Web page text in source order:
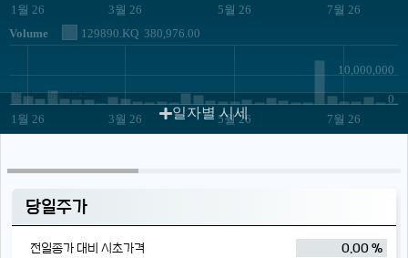
1월 26 3월 26 5월 26 7월 26
Volume 129890.KQ 380,976.00
1월 26 3월 26 5월 26 7월 26
0
10,000,000
JS chart by amCharts
일자별 시세
당일주가
전일종가 대비 시초가격
0.00 %